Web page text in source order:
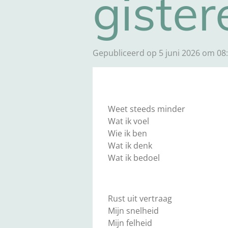
Gepubliceerd op 5 juni 2026 om
Weet steeds minder
Wat ik voel
Wie ik ben
Wat ik denk
Wat ik bedoel
Rust uit vertraag
Mijn snelheid
Mijn felheid